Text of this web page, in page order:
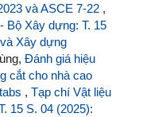
và ASCE 7-22 ,
Bộ Xây dựng: T. 15
Xây dựng
Đánh giá hiệu
cắt cho nhà cao
, Tạp chí Vật liệu
15 S. 04 (2025):